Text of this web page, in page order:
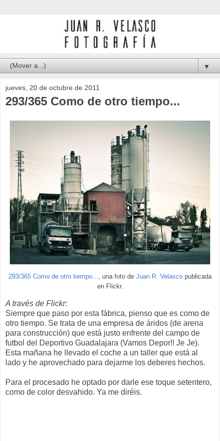
▼
jueves, 20 de octubre de 2011
293/365 Como de otro tiempo...
293/365 Como de otro tiempo... , una foto de Juan R. Velasco publicada
en Flickr.
A través de Flickr:
Siempre que paso por esta fábrica, pienso que es como de
otro tiempo. Se trata de una empresa de áridos (de arena
para construcción) que está justo enfrente del campo de
futbol del Deportivo Guadalajara (Vamos Depor!! Je Je).
Esta mañana he llevado el coche a un taller que está al
lado y he aprovechado para dejarme los deberes hechos.
Para el procesado he optado por darle ese toque setentero,
como de color desvahido. Ya me diréis.